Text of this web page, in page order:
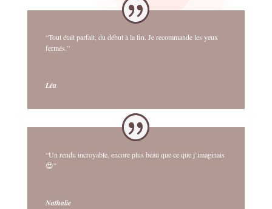
“Tout était parfait, du début à la fin. Je recommande les yeux
fermés.”
Léa
“Un rendu incroyable, encore plus beau que ce que j’imaginais
😍”
Nathalie